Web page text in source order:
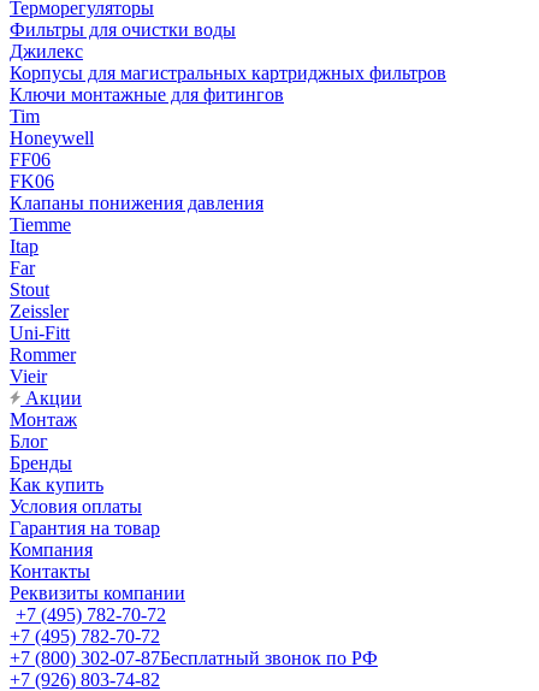
Терморегуляторы
Фильтры для очистки воды
Джилекс
Корпусы для магистральных картриджных фильтров
Ключи монтажные для фитингов
Tim
Honeywell
FF06
FK06
Клапаны понижения давления
Tiemme
Itap
Far
Stout
Zeissler
Uni-Fitt
Rommer
Vieir
Акции
Монтаж
Блог
Бренды
Как купить
Условия оплаты
Гарантия на товар
Компания
Контакты
Реквизиты компании
+7 (495) 782-70-72
+7 (495) 782-70-72
+7 (800) 302-07-87Бесплатный звонок по РФ
+7 (926) 803-74-82